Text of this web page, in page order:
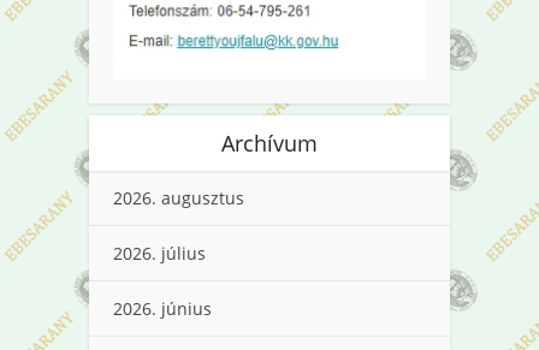
Archívum
2026. augusztus
2026. július
2026. június